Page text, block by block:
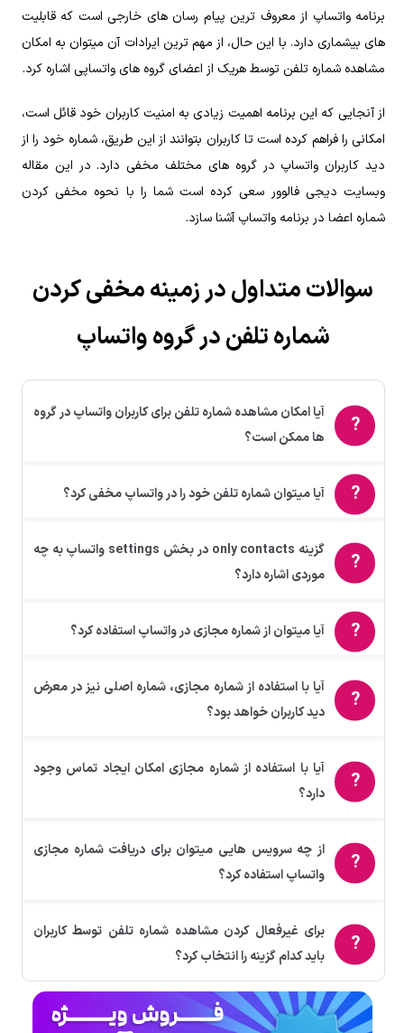
برنامه واتساپ از معروف ترین پیام رسان های خارجی است که قابلیت
های بیشماری دارد. با این حال، از مهم ترین ایرادات آن میتوان به امکان
مشاهده شماره تلفن توسط هریک از اعضای گروه های واتساپی اشاره کرد.
از آنجایی که این برنامه اهمیت زیادی به امنیت کاربران خود قائل است،
امکانی را فراهم کرده است تا کاربران بتوانند از این طریق، شماره خود را از
دید کاربران واتساپ در گروه های مختلف مخفی دارد. در این مقاله
وبسایت دیجی فالوور سعی کرده است شما را با نحوه مخفی کردن
شماره اعضا در برنامه واتساپ آشنا سازد.
سوالات متداول در زمینه مخفی کردن
شماره تلفن در گروه واتساپ
آیا امکان مشاهده شماره تلفن برای کاربران واتساپ در گروه
ها ممکن است؟
آیا میتوان شماره تلفن خود را در واتساپ مخفی کرد؟
گزینه only contacts در بخش settings واتساپ به چه
موردی اشاره دارد؟
آیا میتوان از شماره مجازی در واتساپ استفاده کرد؟
آیا با استفاده از شماره مجازی، شماره اصلی نیز در معرض
دید کاربران خواهد بود؟
آیا با استفاده از شماره مجازی امکان ایجاد تماس وجود
دارد؟
از چه سرویس هایی میتوان برای دریافت شماره مجازی
واتساپ استفاده کرد؟
برای غیرفعال کردن مشاهده شماره تلفن توسط کاربران
باید کدام گزینه را انتخاب کرد؟